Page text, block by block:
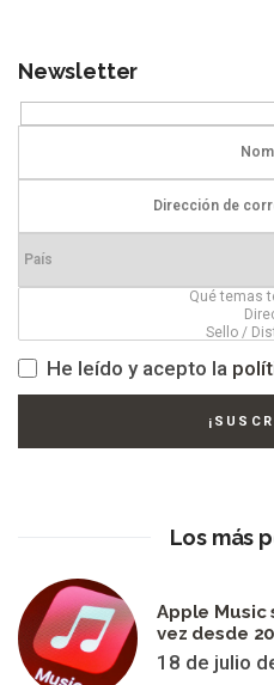
Newsletter
He leído y acepto la
Los más
Apple Music
vez desde
18 de julio